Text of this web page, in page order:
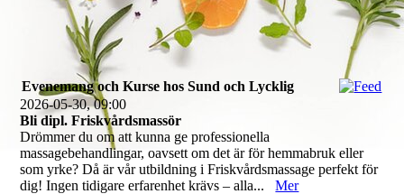
Evenemang och Kurse hos Sund och Lycklig
2026-05-30, 09:00
Bli dipl. Friskvårdsmassör
Drömmer du om att kunna ge professionella
massagebehandlingar, oavsett om det är för hemmabruk eller
som yrke? Då är vår utbildning i Friskvårdsmassage perfekt för
dig! Ingen tidigare erfarenhet krävs – alla...Mer